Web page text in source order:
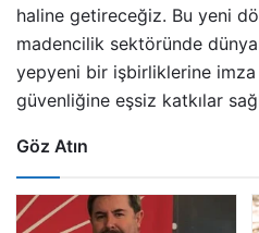
haline getireceğiz. Bu yeni
madencilik sektöründe
yepyeni bir işbirliklerine
güvenliğine eşsiz katkılar
Göz Atın